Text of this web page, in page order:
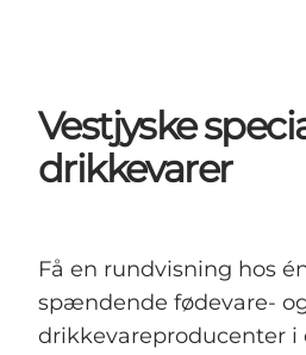
Mad & Overnatning
Køb billet
Planlæg din ferie
Vestjyske
drikkevarer
Få en rundvisning hos
spændende fødevare-
drikkevareproducenter i